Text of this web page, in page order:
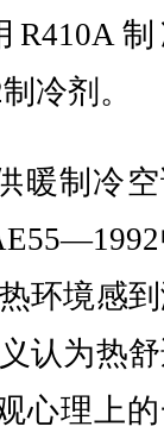
制
冷剂。
暖制冷
环境感
认为热
心理上